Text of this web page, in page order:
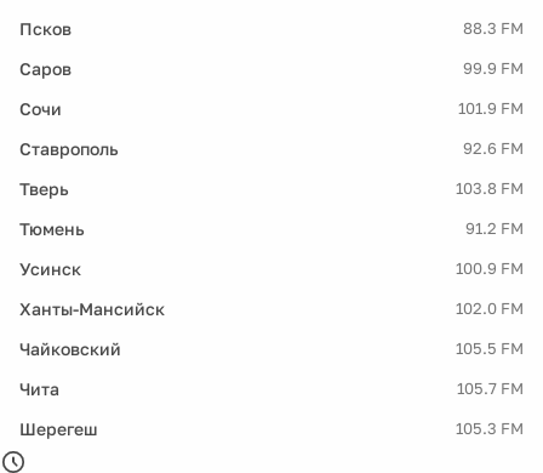
Псков 88.3 FM
Саров 99.9 FM
Сочи 101.9 FM
Ставрополь 92.6 FM
Тверь 103.8 FM
Тюмень 91.2 FM
Усинск 100.9 FM
Ханты-Мансийск 102.0 FM
Чайковский 105.5 FM
Чита 105.7 FM
Шерегеш 105.3 FM